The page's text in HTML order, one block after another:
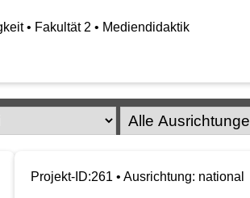
• Fakultät 2 • Mediendidaktik
Projekt-ID:261 • Ausrichtung: national